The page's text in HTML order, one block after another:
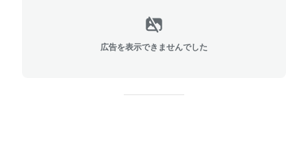
広告を表示できませんでした